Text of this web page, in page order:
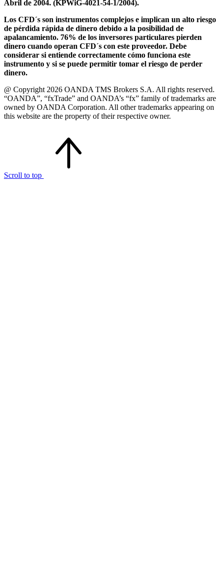
Abril de 2004. (KPWiG-4021-54-1/2004).
Los CFD´s son instrumentos complejos e implican un alto riesgo
de pérdida rápida de dinero debido a la posibilidad de
apalancamiento. 76% de los inversores particulares pierden
dinero cuando operan CFD´s con este proveedor. Debe
considerar si entiende correctamente cómo funciona este
instrumento y si se puede permitir tomar el riesgo de perder
dinero.
@ Copyright 2026 OANDA TMS Brokers S.A. All rights reserved.
“OANDA”, “fxTrade” and OANDA’s “fx” family of trademarks are
owned by OANDA Corporation. All other trademarks appearing on
this website are the property of their respective owner.
Scroll to top